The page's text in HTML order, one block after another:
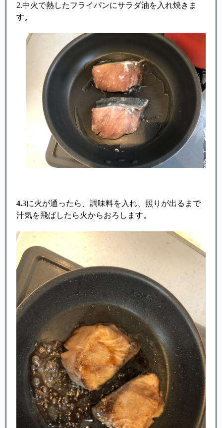
2.中火で熱したフライパンにサラダ油を入れ焼きま
す。
4.3に火が通ったら、調味料を入れ、照りが出るまで
汁気を飛ばしたら火からおろします。